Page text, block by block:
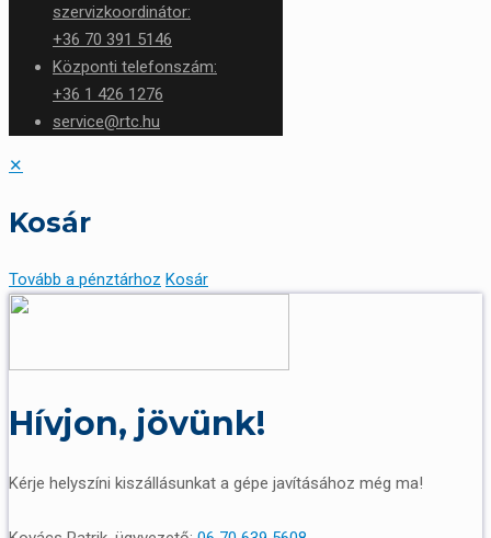
szervizkoordinátor:
+36 70 391 5146
Központi telefonszám:
+36 1 426 1276
service@rtc.hu
✕
Kosár
Tovább a pénztárhoz Kosár
Hívjon, jövünk!
Kérje helyszíni kiszállásunkat a gépe javításához még ma!